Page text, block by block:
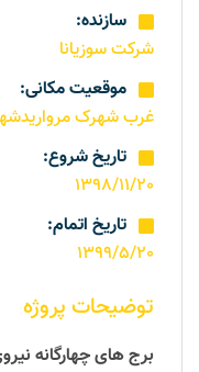
سازنده:
شرکت سوزیانا
موقعیت مکانی:
غرب شهرک
تاریخ شروع:
1398/11/20
تاریخ اتمام:
1399/5/20
توضیحات پروژه
برج های چهارگانه